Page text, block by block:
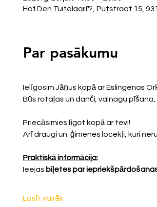
Hof Den Tuitelaar🍺, Putstraat 15,
Par pasākumu
Ielīgosim Jāņus kopā ar Eslingenas
Būs rotaļas un danči, vainagu
Priecāsimies līgot kopā ar tevi!
Arī draugi un  ģimenes locekļi, kuri
Praktiskā informācija:
Ieejas biļetes par
Lasīt vairāk